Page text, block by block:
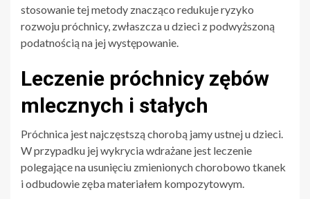
stosowanie tej metody znacząco redukuje ryzyko
rozwoju próchnicy, zwłaszcza u dzieci z podwyższoną
podatnością na jej występowanie.
Leczenie próchnicy zębów
mlecznych i stałych
Próchnica jest najczęstszą chorobą jamy ustnej u dzieci.
W przypadku jej wykrycia wdrażane jest leczenie
polegające na usunięciu zmienionych chorobowo tkanek
i odbudowie zęba materiałem kompozytowym.